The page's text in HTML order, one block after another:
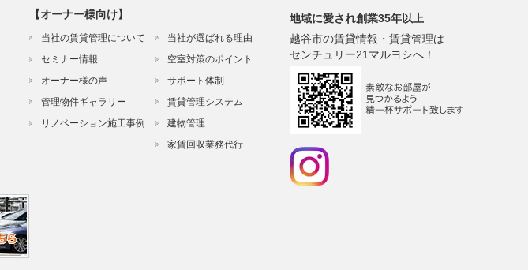
【オーナー様向け】
当社の賃貸管理について
セミナー情報
オーナー様の声
管理物件ギャラリー
リノベーション施工事例
当社が選ばれる理由
空室対策のポイント
サポート体制
賃貸管理システム
建物管理
家賃回収業務代行
地域に愛され創業35年以上
越谷市の賃貸情報・賃貸管理は
センチュリー21マルヨシへ！